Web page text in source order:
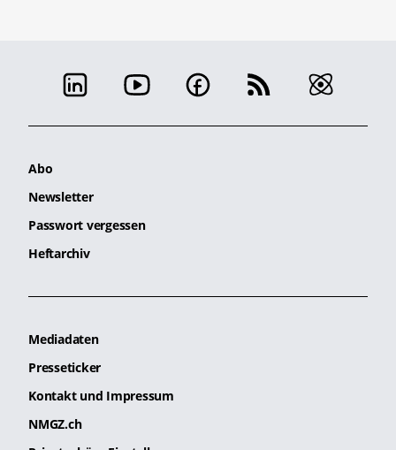
Abo
Newsletter
Passwort vergessen
Heftarchiv
Mediadaten
Presseticker
Kontakt und Impressum
NMGZ.ch